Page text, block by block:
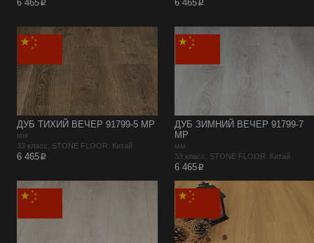
6 465p 6 465p
ДУБ ТИХИЙ ВЕЧЕР 91799-5 MP
мм
33 класс, STONE FLOOR Китай
6 465p
ДУБ ЗИМНИЙ ВЕЧЕР 91799-7
MP
мм
33 класс, STONE FLOOR Китай
6 465p